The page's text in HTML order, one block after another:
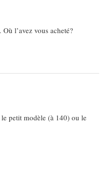
l’avez vous acheté?
petit modèle (à 140) ou le